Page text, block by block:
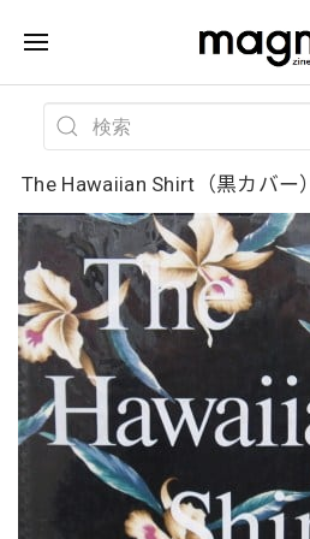
The Hawaiian Shirt（黒カバー）